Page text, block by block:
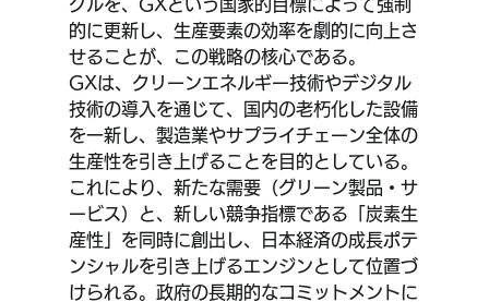
クルを、GXという国家的目標によって強制
的に更新し、生産要素の効率を劇的に向上さ
せることが、この戦略の核心である。
GXは、クリーンエネルギー技術やデジタル
技術の導入を通じて、国内の老朽化した設備
を一新し、製造業やサプライチェーン全体の
生産性を引き上げることを目的としている。
これにより、新たな需要（グリーン製品・サ
ービス）と、新しい競争指標である「炭素生
産性」を同時に創出し、日本経済の成長ポテ
ンシャルを引き上げるエンジンとして位置づ
けられる。政府の長期的なコミットメントに